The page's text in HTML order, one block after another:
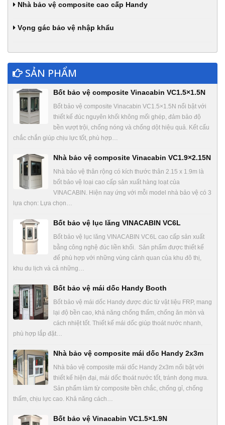
Nhà bảo vệ composite cao cấp Handy
Vọng gác bảo vệ nhập khẩu
SẢN PHẨM
Bốt bảo vệ composite Vinacabin VC1.5×1.5N
Bốt bảo vệ composite Vinacabin VC1.5×1.5N nổi bật với
thiết kế đúc nguyên khối không mối ghép, đảm bảo độ
bền vượt trội, chống nóng và chống dột hiệu quả. Kết cấu
chắc chắn giúp chịu lực tốt, phù hợp…
Nhà bảo vệ composite Vinacabin VC1.9×2.15N
Nhà bảo vệ thân rộng có kích thước thân 2.15 x 1.9m là
bốt bảo vệ loại cao cấp sản xuất hàng loạt của
VINACABIN. Hiện nay ứng với mỗi model nhà bảo vệ có 3
lựa chọn: Lựa chọn…
Bốt bảo vệ lục lăng VINACABIN VC6L
Bốt bảo vệ lục lăng VINACABIN VC6L cao cấp sản xuất
bằng công nghệ đúc liền khối. Sản phẩm được thiết kế
để phù hợp với những vùng cảnh quan của khu đô thị,
khu du lịch và cả những…
Bốt bảo vệ mái dốc Handy Booth
Bốt bảo vệ mái dốc Handy được đúc từ vật liệu FRP, mang
lại độ bền cao, khả năng chống thấm, chống ăn mòn và
cách nhiệt tốt. Thiết kế mái dốc giúp thoát nước nhanh,
phù hợp lắp đặt…
Nhà bảo vệ composite mái dốc Handy 2x3m
Nhà bảo vệ composite mái dốc Handy 2x3m nổi bật với
thiết kế hiện đại, mái dốc thoát nước tốt, tránh đọng mưa.
Sản phẩm làm từ composite bền chắc, chống gỉ, chống
thấm, chịu lực cao. Khả năng cách…
Bốt bảo vệ Vinacabin VC1.5×1.9N